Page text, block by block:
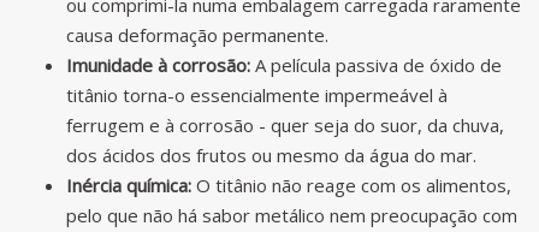
ou comprimi-la numa embalagem carregada raramente
causa deformação permanente.
Imunidade à corrosão: A película passiva de óxido de
titânio torna-o essencialmente impermeável à
ferrugem e à corrosão - quer seja do suor, da chuva,
dos ácidos dos frutos ou mesmo da água do mar.
Inércia química: O titânio não reage com os alimentos,
pelo que não há sabor metálico nem preocupação com